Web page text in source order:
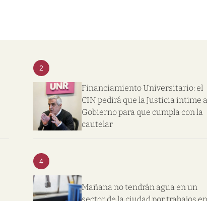
2
Financiamiento Universitario: el
CIN pedirá que la Justicia intime
Gobierno para que cumpla con la
cautelar
4
Mañana no tendrán agua en un